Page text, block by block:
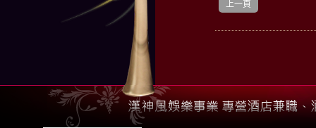
上一頁